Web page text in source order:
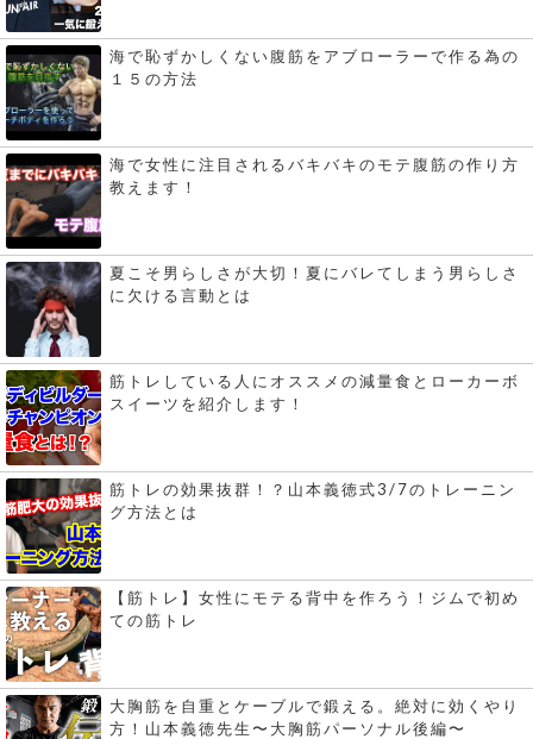
海で恥ずかしくない腹筋をアブローラーで作る為の
１５の方法
海で女性に注目されるバキバキのモテ腹筋の作り方
教えます！
夏こそ男らしさが大切！夏にバレてしまう男らしさ
に欠ける言動とは
筋トレしている人にオススメの減量食とローカーボ
スイーツを紹介します！
筋トレの効果抜群！？山本義徳式3/7のトレーニン
グ方法とは
【筋トレ】女性にモテる背中を作ろう！ジムで初め
ての筋トレ
大胸筋を自重とケーブルで鍛える。絶対に効くやり
方！山本義徳先生〜大胸筋パーソナル後編〜